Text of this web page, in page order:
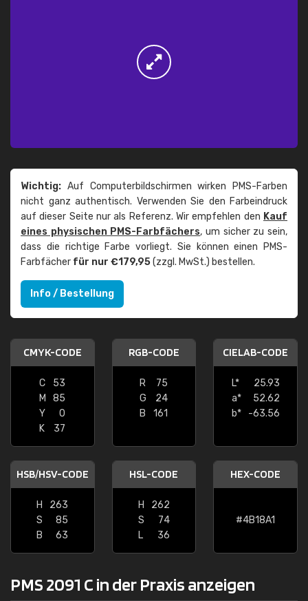
Wichtig: Auf Computerbildschirmen wirken PMS-Farben
nicht ganz authentisch. Verwenden Sie den Farbeindruck
auf dieser Seite nur als Referenz. Wir empfehlen den Kauf
eines physischen PMS-Farbfächers, um sicher zu sein,
dass die richtige Farbe vorliegt. Sie können einen PMS-
Farbfächer für nur €179,95(zzgl. MwSt.) bestellen.
Info / Bestellung
CMYK-CODE
C
53
M
85
Y
0
K
37
RGB-CODE
R
75
G
24
B
161
CIELAB-CODE
L*
25.93
a*
52.62
b*
-63.56
HSB/HSV-CODE
H
263
S
85
B
63
HSL-CODE
H
262
S
74
L
36
HEX-CODE
#4B18A1
PMS 2091 C in der Praxis anzeigen